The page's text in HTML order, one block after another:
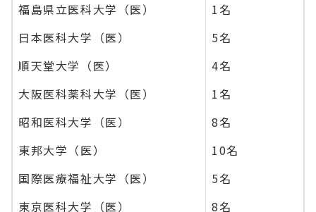
福島県立医科大学（医）
1名
日本医科大学（医）
5名
順天堂大学（医）
4名
大阪医科薬科大学（医）
1名
昭和医科大学（医）
8名
東邦大学（医）
10名
国際医療福祉大学（医）
5名
東京医科大学（医）
8名